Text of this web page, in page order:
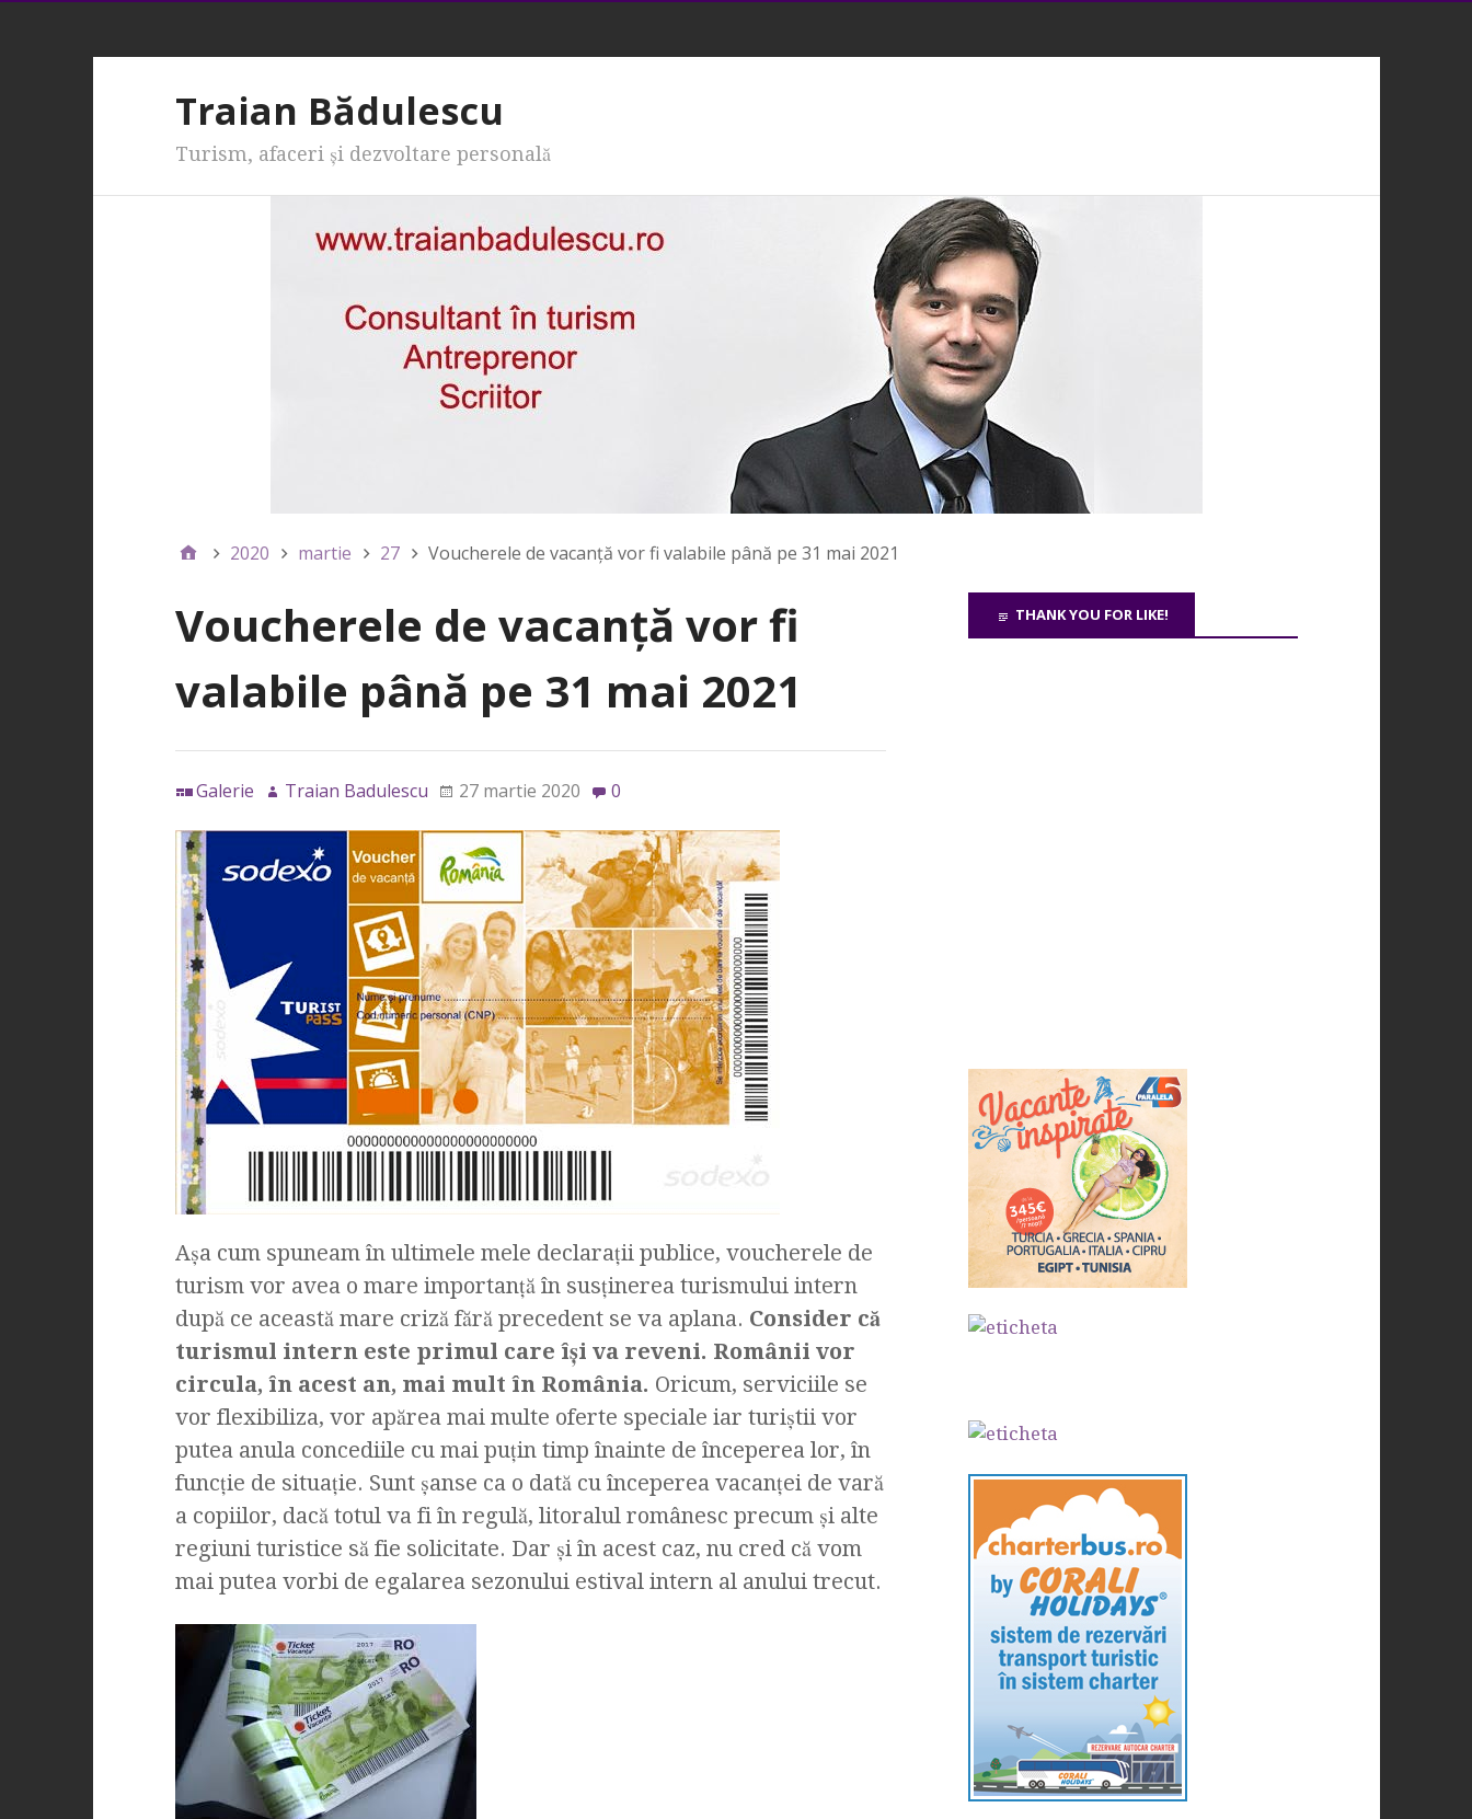
Traian Bădulescu
Turism, afaceri şi dezvoltare personală
2020 martie 27 Voucherele de vacanță vor fi valabile până pe 31 mai 2021
Voucherele de vacanță vor fi
valabile până pe 31 mai 2021
Galerie Traian Badulescu 27 martie 2020 0
Așa cum spuneam în ultimele mele declarații publice, voucherele de
turism vor avea o mare importanță în susținerea turismului intern
după ce această mare criză fără precedent se va aplana. Consider că
turismul intern este primul care își va reveni. Românii vor
circula, în acest an, mai mult în România. Oricum, serviciile se
vor flexibiliza, vor apărea mai multe oferte speciale iar turiștii vor
putea anula concediile cu mai puțin timp înainte de începerea lor, în
funcție de situație. Sunt șanse ca o dată cu începerea vacanței de vară
a copiilor, dacă totul va fi în regulă, litoralul românesc precum și alte
regiuni turistice să fie solicitate. Dar și în acest caz, nu cred că vom
mai putea vorbi de egalarea sezonului estival intern al anului trecut.
THANK YOU FOR LIKE!